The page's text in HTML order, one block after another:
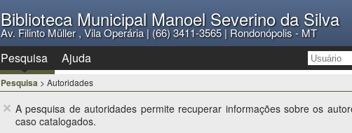
Biblioteca Municipal Manoel Severino da Silva
Av. Filinto Müller , Vila Operária | (66) 3411-3565 | Rondonópolis - MT
Pesquisa Ajuda
Pesquisa > Autoridades
× A pesquisa de autoridades permite recuperar informações sobre os
caso catalogados.